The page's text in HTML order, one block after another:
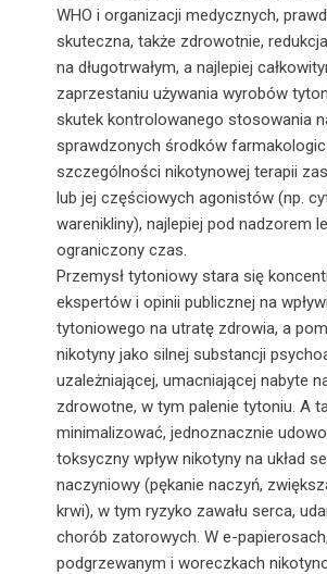
WHO i organizacji medycznych,
skuteczna, także zdrowotnie,
na długotrwałym, a najlepiej
zaprzestaniu używania wyrobów
skutek kontrolowanego stosowania
sprawdzonych środków
szczególności nikotynowej terapii
lub jej częściowych agonistów (np.
warenikliny), najlepiej pod nadzorem
ograniczony czas.
Przemysł tytoniowy stara się
ekspertów i opinii publicznej na
tytoniowego na utratę zdrowia, a
nikotyny jako silnej substancji
uzależniającej, umacniającej nabyte
zdrowotne, w tym palenie tytoniu. A
minimalizować, jednoznacznie
toksyczny wpływ nikotyny na układ
naczyniowy (pękanie naczyń,
krwi), w tym ryzyko zawału serca,
chorób zatorowych. W e-
podgrzewanym i woreczkach